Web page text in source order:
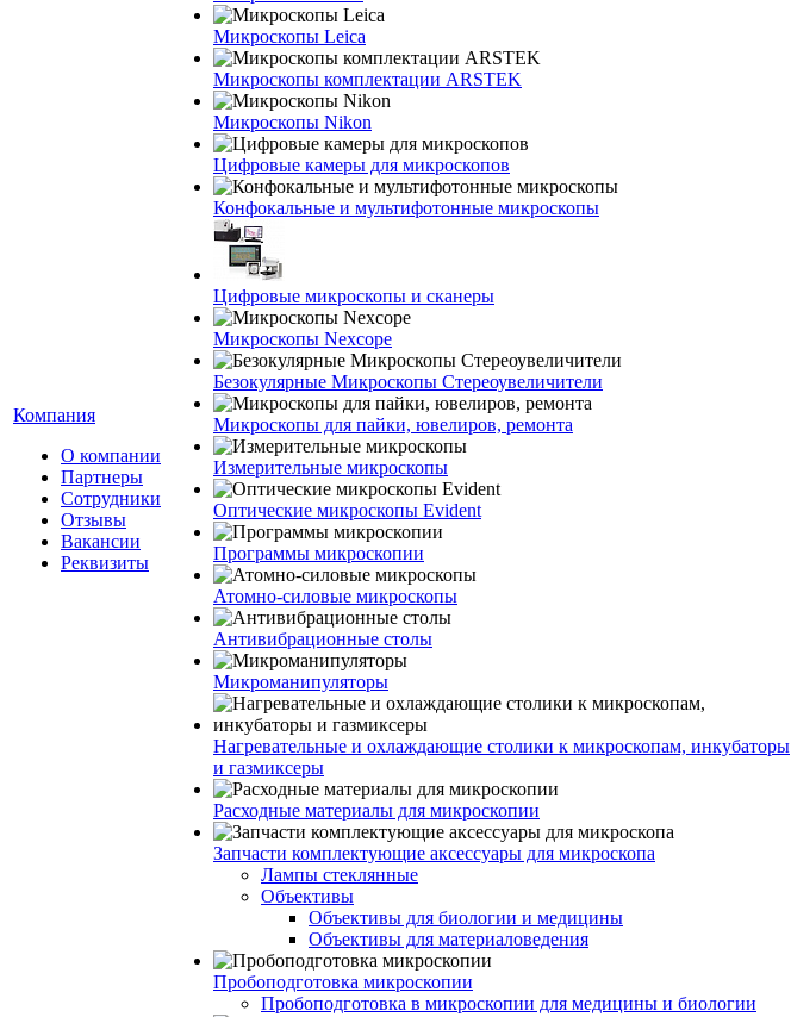
Компания
О компании
Партнеры
Сотрудники
Отзывы
Вакансии
Реквизиты
Микроскопы Leica
Микроскопы комплектации ARSTEK
Микроскопы Nikon
Цифровые камеры для микроскопов
Конфокальные и мультифотонные микроскопы
Цифровые микроскопы и сканеры
Микроскопы Nexcope
Безокулярные Микроскопы Стереоувеличители
Микроскопы для пайки, ювелиров, ремонта
Измерительные микроскопы
Оптические микроскопы Evident
Программы микроскопии
Атомно-силовые микроскопы
Антивибрационные столы
Микроманипуляторы
Нагревательные и охлаждающие столики к микроскопам, инкубаторы
и газмиксеры
Расходные материалы для микроскопии
Запчасти комплектующие аксессуары для микроскопа
Лампы стеклянные
Объективы
Объективы для биологии и медицины
Объективы для материаловедения
Пробоподготовка микроскопии
Пробоподготовка в микроскопии для медицины и биологии